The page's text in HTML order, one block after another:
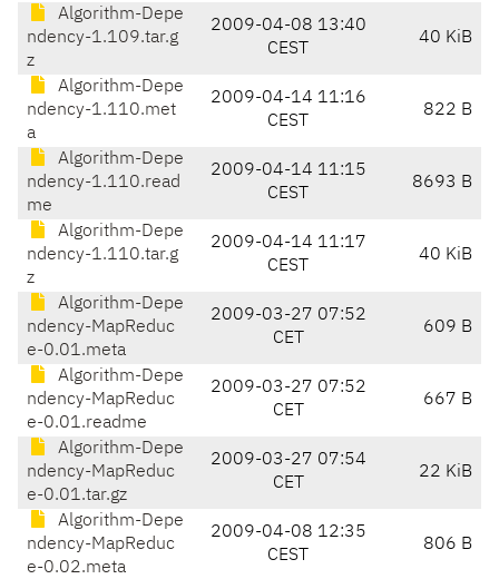
Algorithm-Depe
ndency-1.109.tar.g
z
2009-04-08 13:40
CEST
40 KiB
Algorithm-Depe
ndency-1.110.met
a
2009-04-14 11:16
CEST
822 B
Algorithm-Depe
ndency-1.110.read
me
2009-04-14 11:15
CEST
8693 B
Algorithm-Depe
ndency-1.110.tar.g
z
2009-04-14 11:17
CEST
40 KiB
Algorithm-Depe
ndency-MapReduc
e-0.01.meta
2009-03-27 07:52
CET
609 B
Algorithm-Depe
ndency-MapReduc
e-0.01.readme
2009-03-27 07:52
CET
667 B
Algorithm-Depe
ndency-MapReduc
e-0.01.tar.gz
2009-03-27 07:54
CET
22 KiB
Algorithm-Depe
ndency-MapReduc
e-0.02.meta
2009-04-08 12:35
CEST
806 B